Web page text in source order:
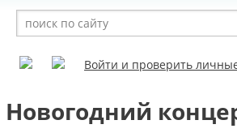
Войти и проверить
Новогодний